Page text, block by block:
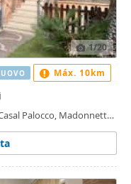
1/20
Palocco, Madonnetta
Máx. 10km